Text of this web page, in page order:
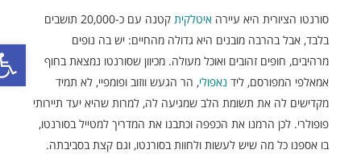
פתח
סורנטו הציורית היא עיירהאיטלקית
קטנה עם כ-20,000 תושבים
בלבד, אבל בהרבה מובנים היא גדולה מהחיים: יש בה נופים
מרהיבים, חופים זהובים ואוכל מעולה. מכיוון שסורנטו נמצאת בחוף
אמאלפי המפורסם, לידנאפולי, הר הגעש ווזוב ופומפיי, לא תמיד
מקדישים לה את תשומת הלב שמגיעה לה, למרות שהיא יעד תיירותי
פופולרי. לכן הרמנו את הכפפה וכתבנו את המדריך למטייל בסורנטו,
בו אספנו כל מה שיש לעשות ולחוות בסורנטו, וגם קצת בסביבתה.